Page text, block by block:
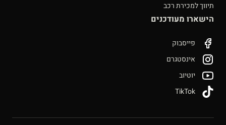
תיווך למכירת רכב
הישארו מעודכנים
פייסבוק
אינסטגרם
יוטיוב